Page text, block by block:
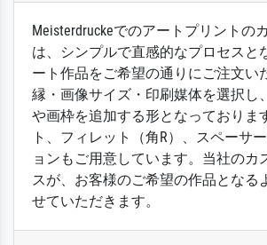
Meisterdruckeでのアートプリントの
は、シンプルで直感的なプロセスと
ート作品をご希望の通りにご注文い
縁・画像サイズ・印刷媒体を選択し
や画枠を追加する形となっておりま
ト、フィレット（角R）、スペーサ
ョンもご用意しています。当社のカ
スが、お客様のご希望の作品となる
せていただきます。